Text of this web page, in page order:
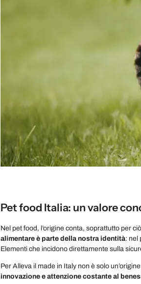
Pet food Italia: un valore
Nel pet food, l’origine conta, soprattutto per
alimentare è parte della nostra identità: nel
Elementi che incidono direttamente sulla
Per Alleva il made in Italy non è solo
innovazione e attenzione costante al